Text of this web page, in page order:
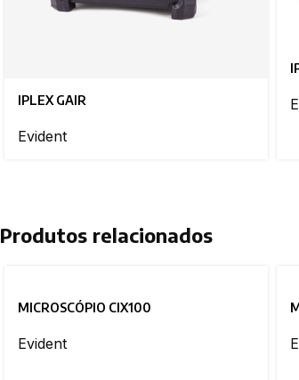
IPLEX GAIR
Evident
Produtos relacionados
MICROSCÓPIO CIX100
Evident